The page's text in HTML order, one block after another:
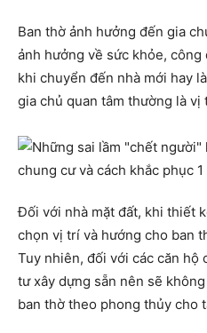
Ban thờ ảnh hưởng đến gia
ảnh hưởng về sức khỏe, công
khi chuyển đến nhà mới hay
gia chủ quan tâm thường là vị
Đối với nhà mặt đất, khi thiết
chọn vị trí và hướng cho ban
Tuy nhiên, đối với các căn hộ
tư xây dựng sẵn nên sẽ
ban thờ theo phong thủy cho